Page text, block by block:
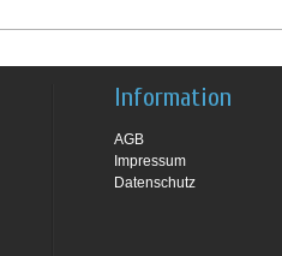
Information
AGB
Impressum
Datenschutz